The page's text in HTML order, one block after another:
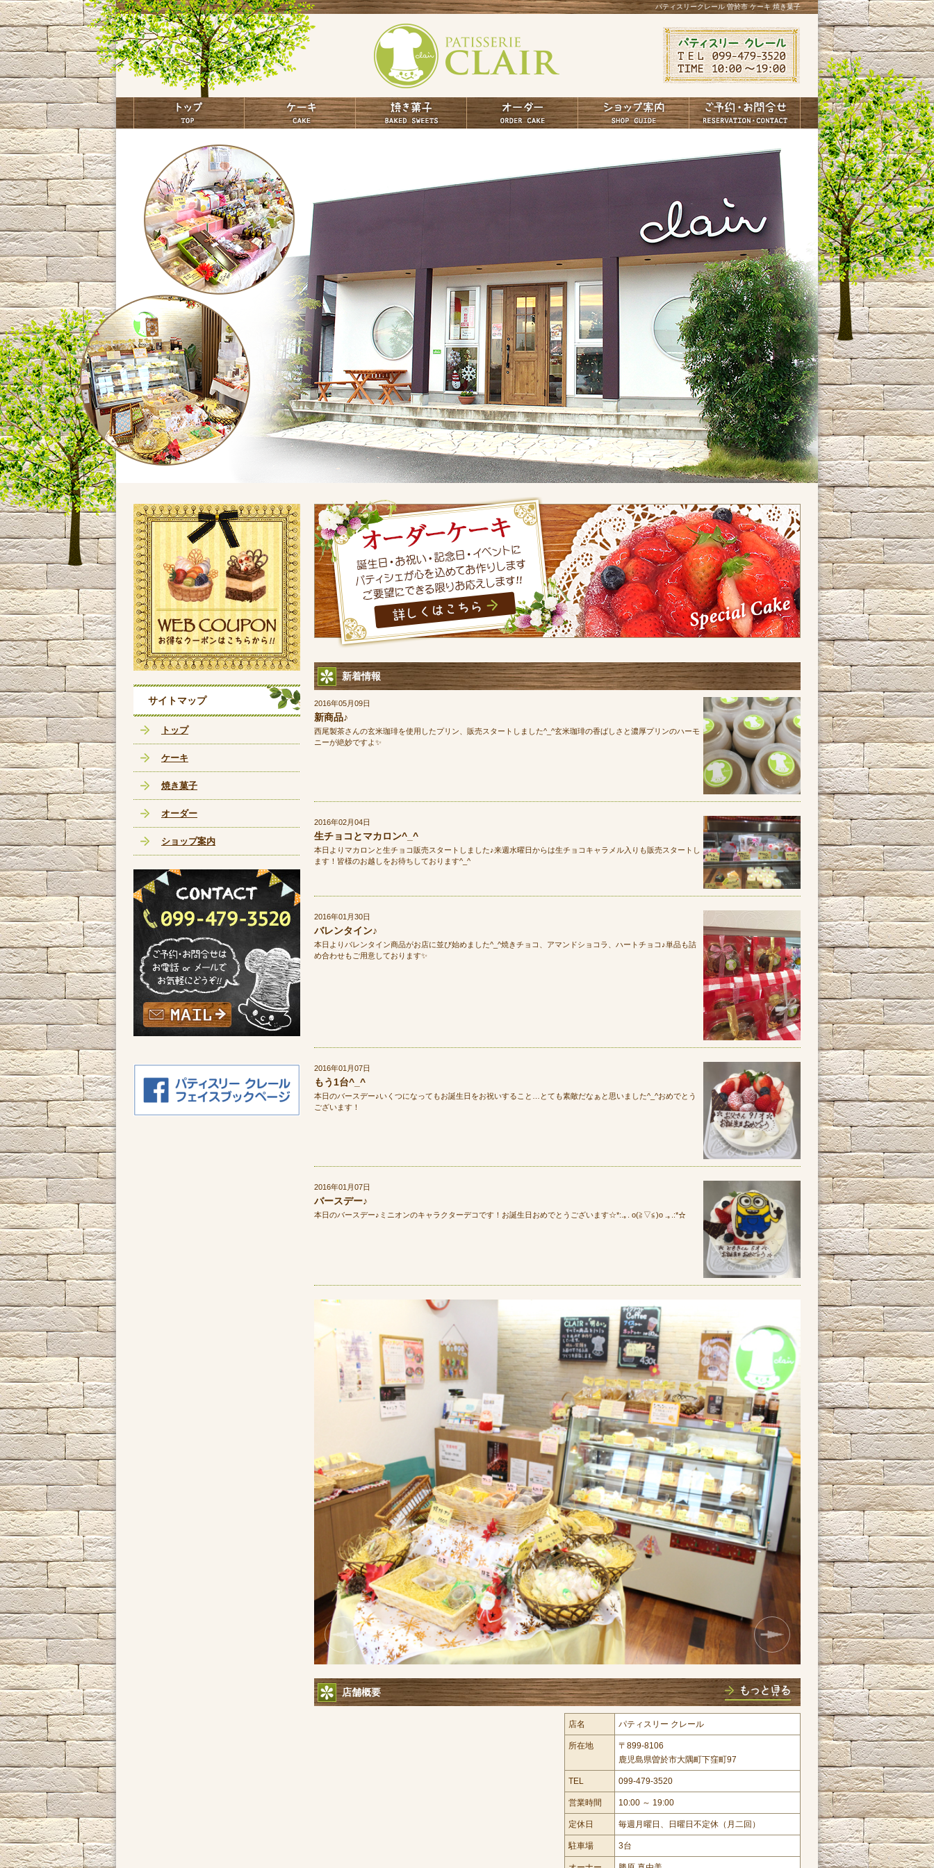
パティスリークレール 曽於市 ケーキ 焼き菓子
サイトマップ
トップ
ケーキ
焼き菓子
オーダー
ショップ案内
新着情報
2016年05月09日
新商品♪
西尾製茶さんの玄米珈琲を使用したプリン、販売スタートしました^_^玄米珈琲の香ばしさと濃厚プリンのハーモ
ニーが絶妙ですよ✨
2016年02月04日
生チョコとマカロン^_^
本日よりマカロンと生チョコ販売スタートしました♪来週水曜日からは生チョコキャラメル入りも販売スタートし
ます！皆様のお越しをお待ちしております^_^
2016年01月30日
バレンタイン♪
本日よりバレンタイン商品がお店に並び始めました^_^焼きチョコ、アマンドショコラ、ハートチョコ♪単品も詰
め合わせもご用意しております✨
2016年01月07日
もう1台^_^
本日のバースデー♪いくつになってもお誕生日をお祝いすること…とても素敵だなぁと思いました^_^おめでとう
ございます！
2016年01月07日
バースデー♪
本日のバースデー♪ミニオンのキャラクターデコです！お誕生日おめでとうございます☆*:.｡. o(≧▽≦)o .｡.:*☆
店舗概要
店名 パティスリー クレール
所在地
〒899-8106
鹿児島県曽於市大隅町下窪町97
TEL 099-479-3520
営業時間 10:00 ～ 19:00
定休日 毎週月曜日、日曜日不定休（月二回）
駐車場 3台